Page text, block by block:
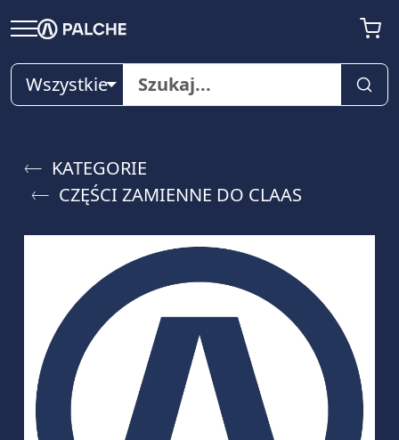
Wszystkie
KATEGORIE
CZĘŚCI ZAMIENNE DO CLAAS